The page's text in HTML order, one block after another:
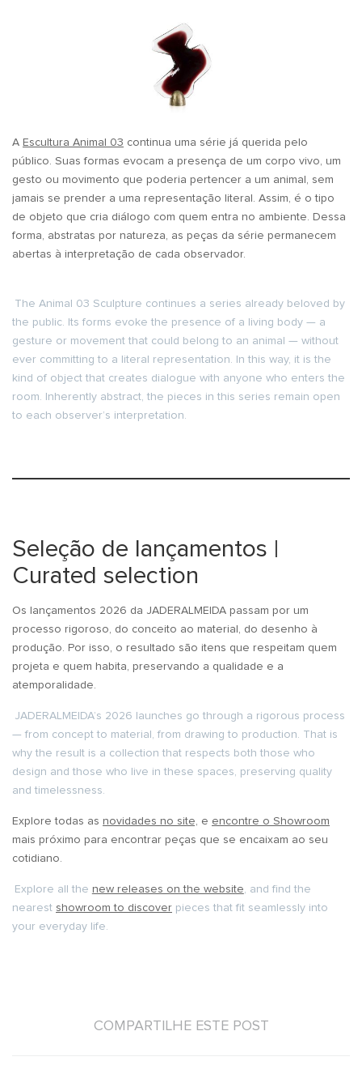
A Escultura Animal 03 continua uma série já querida pelo
público. Suas formas evocam a presença de um corpo vivo, um
gesto ou movimento que poderia pertencer a um animal, sem
jamais se prender a uma representação literal. Assim, é o tipo
de objeto que cria diálogo com quem entra no ambiente. Dessa
forma, abstratas por natureza, as peças da série permanecem
abertas à interpretação de cada observador.
The Animal 03 Sculpture continues a series already beloved by
the public. Its forms evoke the presence of a living body — a
gesture or movement that could belong to an animal — without
ever committing to a literal representation. In this way, it is the
kind of object that creates dialogue with anyone who enters the
room. Inherently abstract, the pieces in this series remain open
to each observer’s interpretation.
Seleção de lançamentos |
Curated selection
Os lançamentos 2026 da JADERALMEIDA passam por um
processo rigoroso, do conceito ao material, do desenho à
produção. Por isso, o resultado são itens que respeitam quem
projeta e quem habita, preservando a qualidade e a
atemporalidade.
JADERALMEIDA’s 2026 launches go through a rigorous process
— from concept to material, from drawing to production. That is
why the result is a collection that respects both those who
design and those who live in these spaces, preserving quality
and timelessness.
Explore todas as novidades no site, e encontre o Showroom
mais próximo para encontrar peças que se encaixam ao seu
cotidiano.
Explore all the new releases on the website, and find the
nearest showroom to discover pieces that fit seamlessly into
your everyday life.
COMPARTILHE ESTE POST